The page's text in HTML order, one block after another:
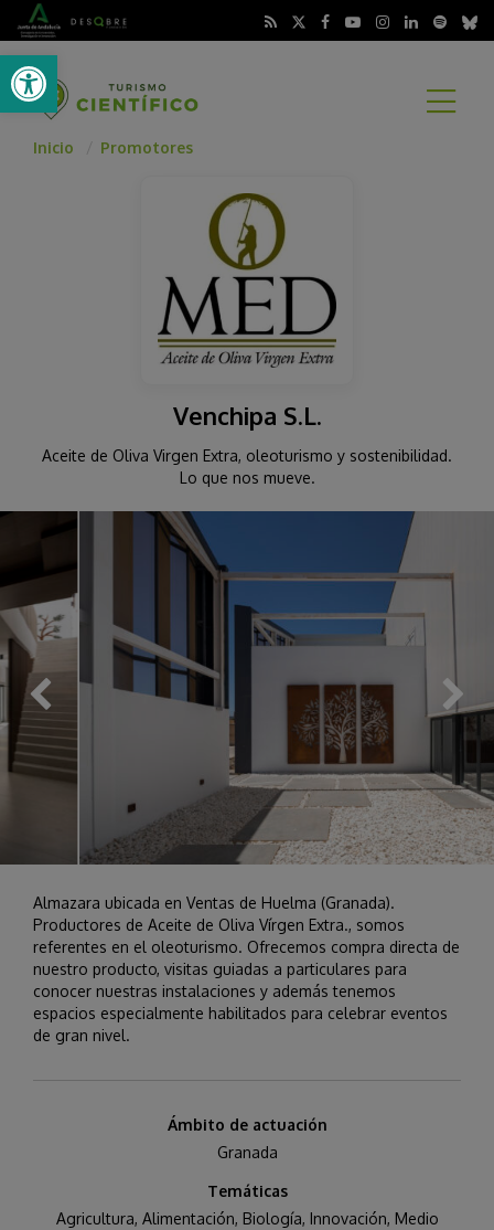
Abrir barra de herramientas
Inicio Promotores
Venchipa S.L.
Aceite de Oliva Virgen Extra, oleoturismo y sostenibilidad.
Lo que nos mueve.
Almazara ubicada en Ventas de Huelma (Granada).
Productores de Aceite de Oliva Vírgen Extra., somos
referentes en el oleoturismo. Ofrecemos compra directa de
nuestro producto, visitas guiadas a particulares para
conocer nuestras instalaciones y además tenemos
espacios especialmente habilitados para celebrar eventos
de gran nivel.
Ámbito de actuación
Granada
Temáticas
Agricultura, Alimentación, Biología, Innovación, Medio